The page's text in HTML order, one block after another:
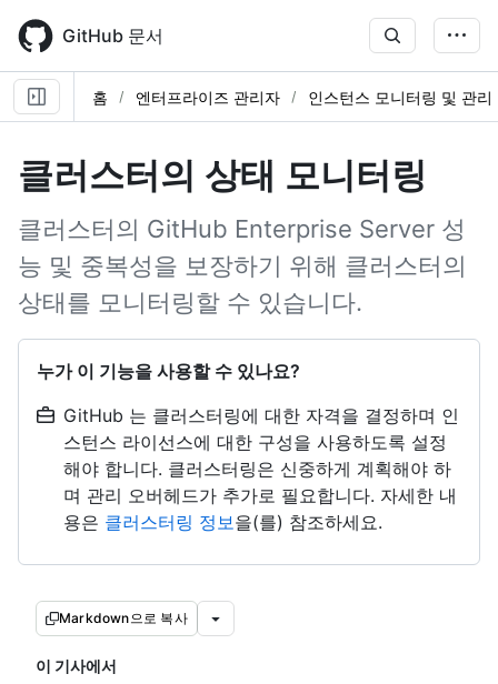
main
content
GitHub 문서
홈 엔터프라이즈 관리자 인스턴스 모니터링 및 관리
클러스터의 상태 모니터링
클러스터의 GitHub Enterprise Server 성
능 및 중복성을 보장하기 위해 클러스터의
상태를 모니터링할 수 있습니다.
누가 이 기능을 사용할 수 있나요?
GitHub 는 클러스터링에 대한 자격을 결정하며 인
스턴스 라이선스에 대한 구성을 사용하도록 설정
해야 합니다. 클러스터링은 신중하게 계획해야 하
며 관리 오버헤드가 추가로 필요합니다. 자세한 내
용은 클러스터링 정보을(를) 참조하세요.
Markdown으로 복사
이 기사에서